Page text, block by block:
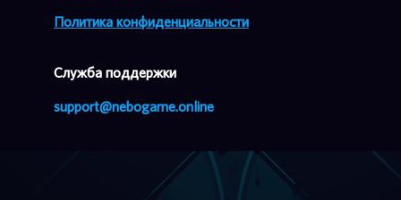
Политика конфиденциальности
Cлужба поддержки
support@nebogame.online